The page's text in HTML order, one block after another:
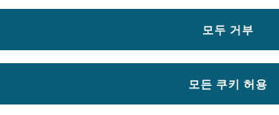
을 즐깁니다.
모두 거부
모든 쿠키 허용